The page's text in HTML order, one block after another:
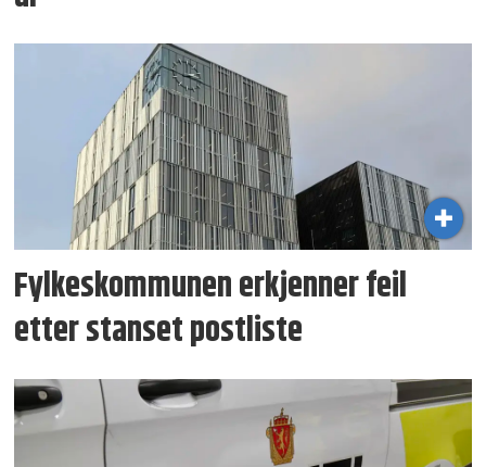
Fylkeskommunen erkjenner feil
etter stanset postliste